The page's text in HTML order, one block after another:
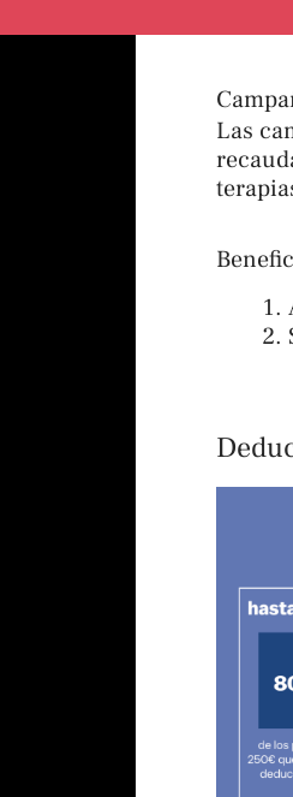
Las